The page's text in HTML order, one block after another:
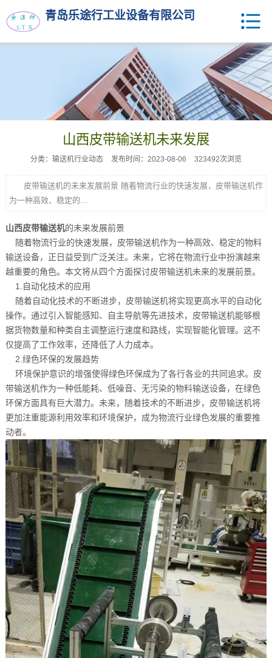
青岛乐途行工业设备有限公司
山西皮带输送机未来发展
分类：输送机行业动态 发布时间：2023-08-06 323492次浏览
皮带输送机的未来发展前景 随着物流行业的快速发展，皮带输送机作
为一种高效、稳定的...
山西皮带输送机的未来发展前景
随着物流行业的快速发展，皮带输送机作为一种高效、稳定的物料
输送设备，正日益受到广泛关注。未来，它将在物流行业中扮演越来
越重要的角色。本文将从四个方面探讨皮带输送机未来的发展前景。
1.自动化技术的应用
随着自动化技术的不断进步，皮带输送机将实现更高水平的自动化
操作。通过引入智能感知、自主导航等先进技术，皮带输送机能够根
据货物数量和种类自主调整运行速度和路线，实现智能化管理。这不
仅提高了工作效率，还降低了人力成本。
2.绿色环保的发展趋势
环境保护意识的增强使得绿色环保成为了各行各业的共同追求。皮
带输送机作为一种低能耗、低噪音、无污染的物料输送设备，在绿色
环保方面具有巨大潜力。未来，随着技术的不断进步，皮带输送机将
更加注重能源利用效率和环境保护，成为物流行业绿色发展的重要推
动者。